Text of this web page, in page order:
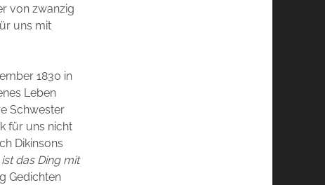
von zwanzig
uns mit
1830 in
Leben
Schwester
für uns nicht
Dikinsons
das Ding mit
Gedichten